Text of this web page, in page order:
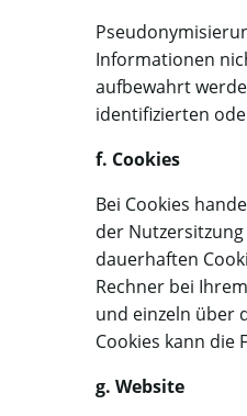
Informationen
aufbewahrt
identifizierten
f. Cookies
Bei Cookies
der
dauerhaften
Rechner bei
und einzeln über
Cookies kann die
g. Website